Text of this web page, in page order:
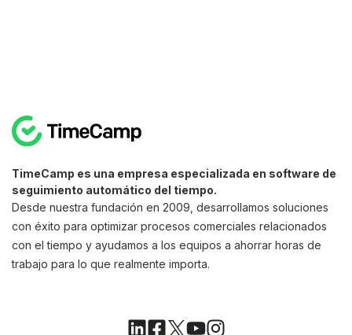
TimeCamp es una empresa especializada en software de
seguimiento automático del tiempo.
Desde nuestra fundación en 2009, desarrollamos soluciones
con éxito para optimizar procesos comerciales relacionados
con el tiempo y ayudamos a los equipos a ahorrar horas de
trabajo para lo que realmente importa.